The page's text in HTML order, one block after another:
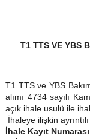
T1 TTS VE YBS
T1 TTS ve YBS
alımı 4734 sayılı
açık ihale usulü ile
İhaleye ilişkin
İhale Kayıt